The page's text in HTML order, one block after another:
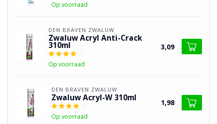
Op voorraad
DEN BRAVEN ZWALUW
Zwaluw Acryl Anti-Crack
310ml
Op voorraad
3,09
DEN BRAVEN ZWALUW
Zwaluw Acryl-W 310ml
Op voorraad
1,98